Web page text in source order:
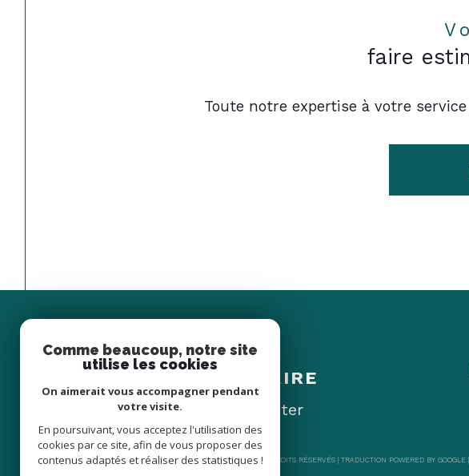
faire
Toute notre expertise à votre
Espace
PROPRIÉTAIRE
Se connecter
© 2026 | TOUS DROITS RÉSERVÉS | TRADUCTION POWERED BY GOOGLE |
Comme beaucoup, notre site
utilise les cookies
On aimerait vous accompagner pendant
votre visite.
En poursuivant, vous acceptez l'utilisation des
cookies par ce site, afin de vous proposer des
contenus adaptés et réaliser des statistiques !